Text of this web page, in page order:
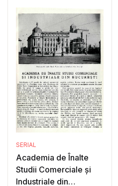
SERIAL
Academia de Înalte
Studii Comerciale și
Industriale din